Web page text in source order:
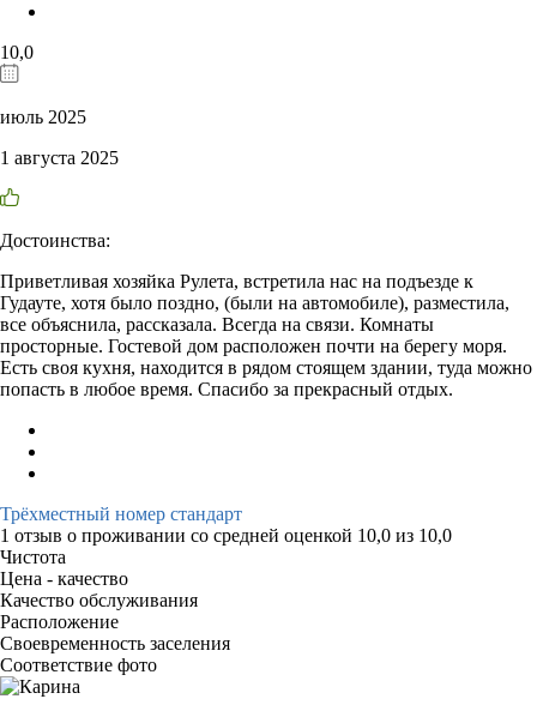
10,0
июль 2025
1 августа 2025
Достоинства:
Приветливая хозяйка Рулета, встретила нас на подъезде к
Гудауте, хотя было поздно, (были на автомобиле), разместила,
все объяснила, рассказала. Всегда на связи. Комнаты
просторные. Гостевой дом расположен почти на берегу моря.
Есть своя кухня, находится в рядом стоящем здании, туда можно
попасть в любое время. Спасибо за прекрасный отдых.
Трёхместный номер стандарт
1 отзыв о проживании со средней оценкой 10,0 из 10,0
Чистота
Цена - качество
Качество обслуживания
Расположение
Своевременность заселения
Соответствие фото